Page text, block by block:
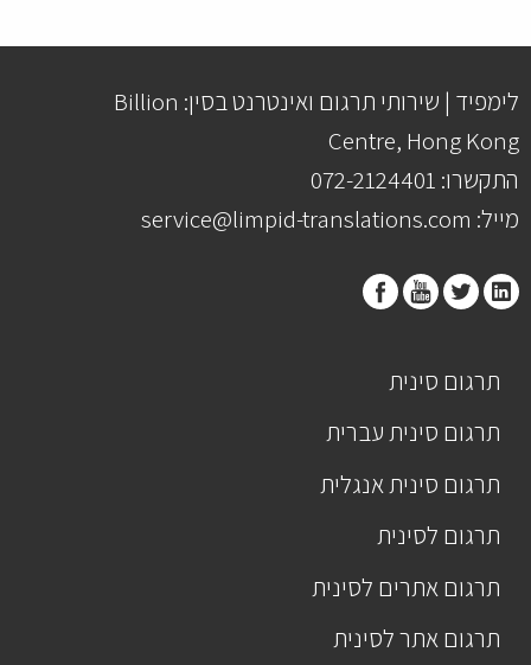
לימפיד | שירותי תרגום ואינטרנט בסין: Billion
Centre, Hong Kong
התקשרו: 072-2124401
מייל: service@limpid-translations.com
תרגום סינית
תרגום סינית עברית
תרגום סינית אנגלית
תרגום לסינית
תרגום אתרים לסינית
תרגום אתר לסינית